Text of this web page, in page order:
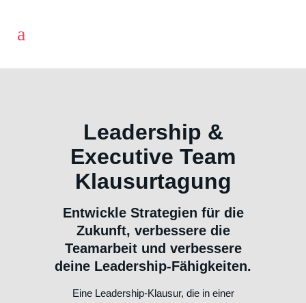
Leadership &
Executive Team
Klausurtagung
Entwickle Strategien für die
Zukunft, verbessere die
Teamarbeit und verbessere
deine Leadership-Fähigkeiten.
Eine Leadership-Klausur, die in einer